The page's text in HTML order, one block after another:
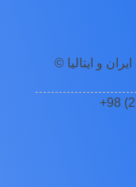
و ایتالیا ©